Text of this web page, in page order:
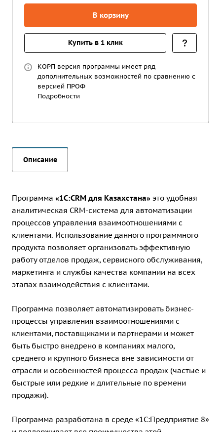
В корзину
Купить в 1 клик
КОРП версия программы имеет ряд
дополнительных возможностей по сравнению с
версией ПРОФ
Подробности
Описание
Программа «1С:CRM для Казахстана» это удобная
аналитическая CRM-система для автоматизации
процессов управления взаимоотношениями с
клиентами. Использование данного программного
продукта позволяет организовать эффективную
работу отделов продаж, сервисного обслуживания,
маркетинга и службы качества компании на всех
этапах взаимодействия с клиентами.
Программа позволяет автоматизировать бизнес-
процессы управления взаимоотношениями с
клиентами, поставщиками и партнерами и может
быть быстро внедрено в компаниях малого,
среднего и крупного бизнеса вне зависимости от
отрасли и особенностей процесса продаж (частые и
быстрые или редкие и длительные по времени
продажи).
Программа разработана в среде «1С:Предприятие 8»